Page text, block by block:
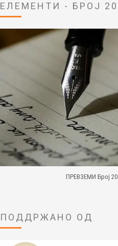
ЕЛЕМЕНТИ - БРОЈ 20
ПРЕВЗЕМИ Број 20
ПОДДРЖАНО ОД